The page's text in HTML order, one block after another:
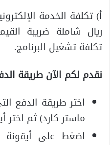
ريال شاملة ضريبة
تكلفة تشغيل البرنامج.
نقدم لكم الآن طريقة
اختر طريقة الدفع
ماستر كارد) ثم اختر
اضغط على أيقونة